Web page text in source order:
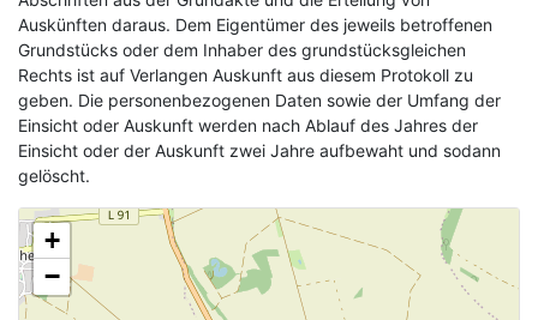
Auskünften daraus. Dem Eigentümer des jeweils betroffenen
Grundstücks oder dem Inhaber des grundstücksgleichen
Rechts ist auf Verlangen Auskunft aus diesem Protokoll zu
geben. Die personenbezogenen Daten sowie der Umfang der
Einsicht oder Auskunft werden nach Ablauf des Jahres der
Einsicht oder der Auskunft zwei Jahre aufbewaht und sodann
gelöscht.
+
−